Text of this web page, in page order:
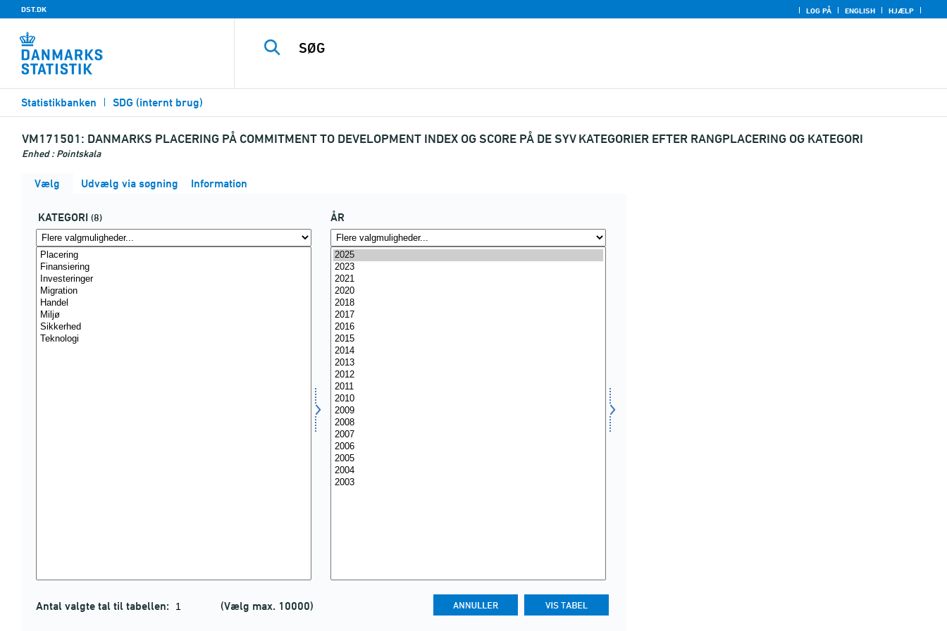
DST.DK LOG PÅ ENGLISH HJÆLP
Statistikbanken SDG (internt brug)
VM171501: DANMARKS PLACERING PÅ COMMITMENT TO DEVELOPMENT INDEX OG SCORE PÅ DE SYV KATEGORIER EFTER RANGPLACERING OG KATEGORI
Enhed : Pointskala
Vælg Udvælg via søgning Information
KATEGORI (8) ÅR
Antal valgte tal til tabellen: (Vælg max. 10000)